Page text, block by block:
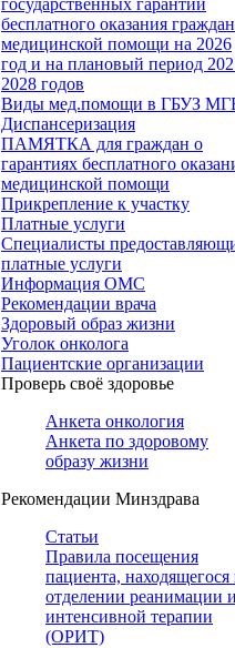
государственных гарантий
бесплатного оказания
медицинской помощи на 2026
год и на плановый период
2028 годов
Виды мед.помощи в ГБУЗ
Диспансеризация
ПАМЯТКА для граждан о
гарантиях бесплатного
медицинской помощи
Прикрепление к участку
Платные услуги
Специалисты
платные услуги
Информация ОМС
Рекомендации врача
Здоровый образ жизни
Уголок онколога
Пациентские организации
Проверь своё здоровье
Анкета онкология
Анкета по здоровому
образу жизни
Рекомендации Минздрава
Статьи
Правила посещения
пациента, находящегося
отделении реанимации и
интенсивной терапии
(ОРИТ)